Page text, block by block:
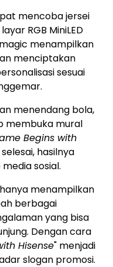
mencoba jersei
RGB MiniLED
menampilkan
menciptakan
sesuai
menendang bola,
membuka mural
Begins with
hasilnya
sosial.
menampilkan
berbagai
yang bisa
Dengan cara
Hisense" menjadi
slogan promosi.